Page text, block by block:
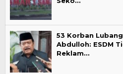
53 Korban
Abdulloh: ESDM
Reklam…